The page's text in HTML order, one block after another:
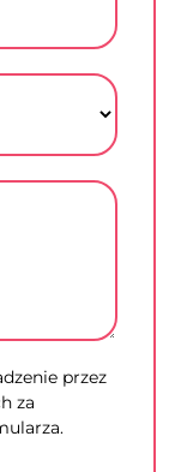
przez
za